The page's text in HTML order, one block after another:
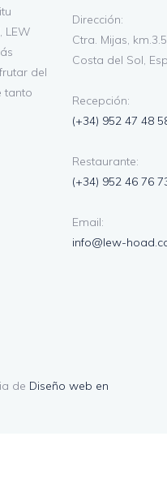
LEW
del
tanto
Dirección:
Ctra. Mijas,
Costa del Sol,
Recepción:
(+34) 952 47 48
Restaurante:
(+34) 952 46 76
Email:
info@lew-
de Diseño web en